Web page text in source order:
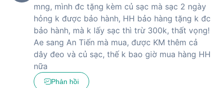
mng, mình đc tặng kèm củ sạc mà sạc 2 ngày
hỏng k được bảo hành, HH bảo hàng tặng k đc
bảo hành, mà k lấy sạc thì trừ 300k, thất vọng!
Ae sang An Tiến mà mua, được KM thêm cả
dây đeo và củ sạc, thế k bao giờ mua hàng HH
nữa
Phản hồi